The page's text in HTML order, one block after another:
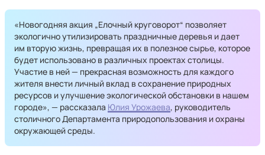
«Новогодняя акция „Елочный круговорот“ позволяет
экологично утилизировать праздничные деревья и дает
им вторую жизнь, превращая их в полезное сырье, которое
будет использовано в различных проектах столицы.
Участие в ней — прекрасная возможность для каждого
жителя внести личный вклад в сохранение природных
ресурсов и улучшение экологической обстановки в нашем
городе», — рассказала Юлия Урожаева, руководитель
столичного Департамента природопользования и охраны
окружающей среды.